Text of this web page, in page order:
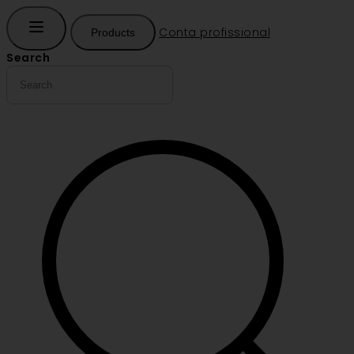
Products
Conta profissional
Search